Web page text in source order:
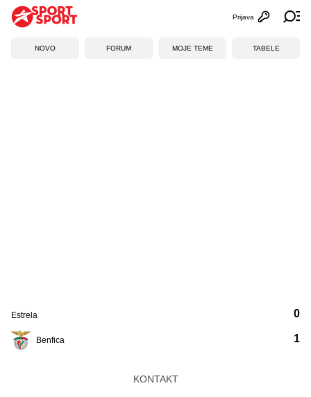
Otvori
Prijava
NOVO FORUM MOJE TEME TABELE
Estrela
Benfica
0
1
KONTAKT